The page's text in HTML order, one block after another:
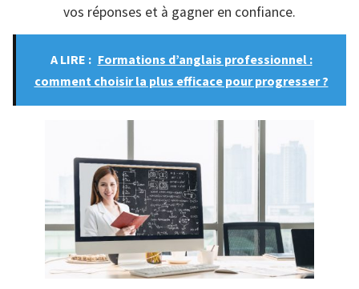
vos réponses et à gagner en confiance.
A LIRE : Formations d’anglais professionnel :
comment choisir la plus efficace pour progresser ?